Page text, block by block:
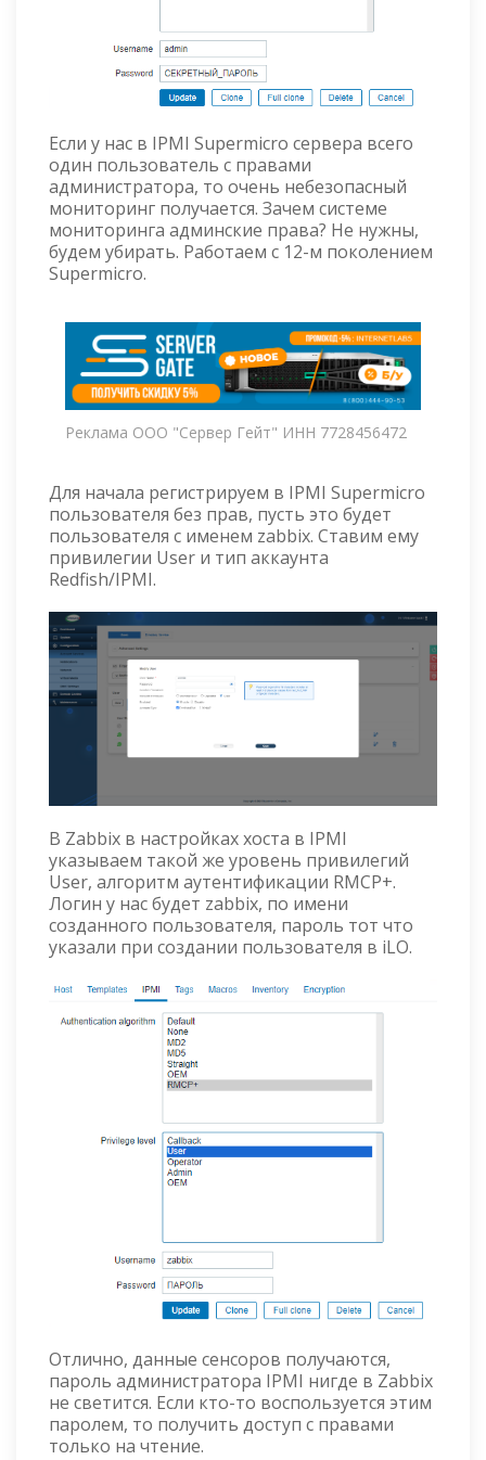
Если у нас в IPMI Supermicro сервера всего
один пользователь с правами
администратора, то очень небезопасный
мониторинг получается. Зачем системе
мониторинга админские права? Не нужны,
будем убирать. Работаем c 12-м поколением
Supermicro.
Реклама ООО "Сервер Гейт" ИНН 7728456472
Для начала регистрируем в IPMI Supermicro
пользователя без прав, пусть это будет
пользователя с именем zabbix. Ставим ему
привилегии User и тип аккаунта
Redfish/IPMI.
В Zabbix в настройках хоста в IPMI
указываем такой же уровень привилегий
User, алгоритм аутентификации RMCP+.
Логин у нас будет zabbix, по имени
созданного пользователя, пароль тот что
указали при создании пользователя в iLO.
Отлично, данные сенсоров получаются,
пароль администратора IPMI нигде в Zabbix
не светится. Если кто-то воспользуется этим
паролем, то получить доступ с правами
только на чтение.